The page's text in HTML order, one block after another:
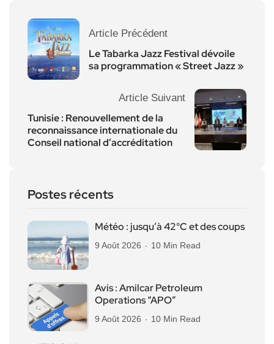
Article Précédent
Le Tabarka Jazz Festival dévoile
sa programmation « Street Jazz »
Article Suivant
Tunisie : Renouvellement de la
reconnaissance internationale du
Conseil national d’accréditation
Postes récents
Météo : jusqu’à 42°C et des coups
9 Août 2026 10 Min Read
Avis : Amilcar Petroleum
Operations “APO”
9 Août 2026 10 Min Read